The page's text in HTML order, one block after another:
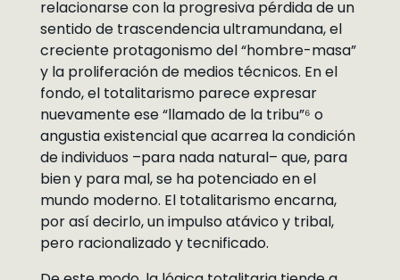
relacionarse con la progresiva pérdida de un
sentido de trascendencia ultramundana, el
creciente protagonismo del “hombre-masa”
y la proliferación de medios técnicos. En el
fondo, el totalitarismo parece expresar
nuevamente ese “llamado de la tribu”⁶ o
angustia existencial que acarrea la condición
de individuos –para nada natural– que, para
bien y para mal, se ha potenciado en el
mundo moderno. El totalitarismo encarna,
por así decirlo, un impulso atávico y tribal,
pero racionalizado y tecnificado.